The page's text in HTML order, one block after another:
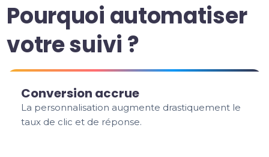
Pourquoi automatiser
votre suivi ?
Conversion accrue
La personnalisation augmente drastiquement le
taux de clic et de réponse.